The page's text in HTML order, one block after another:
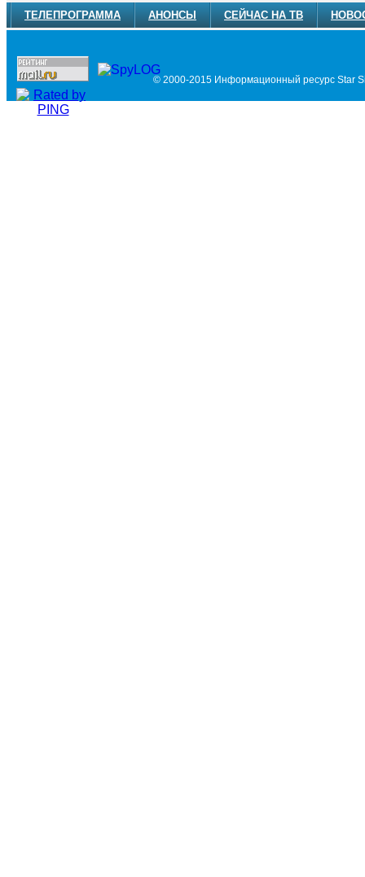
ТЕЛЕПРОГРАММА АНОНСЫ СЕЙЧАС НА ТВ
© 2000-2015 Информационный ресурс Star